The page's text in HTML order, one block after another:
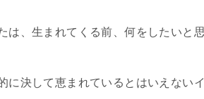
は、生まれてくる前、何をしたいと
に決して恵まれているとはいえない